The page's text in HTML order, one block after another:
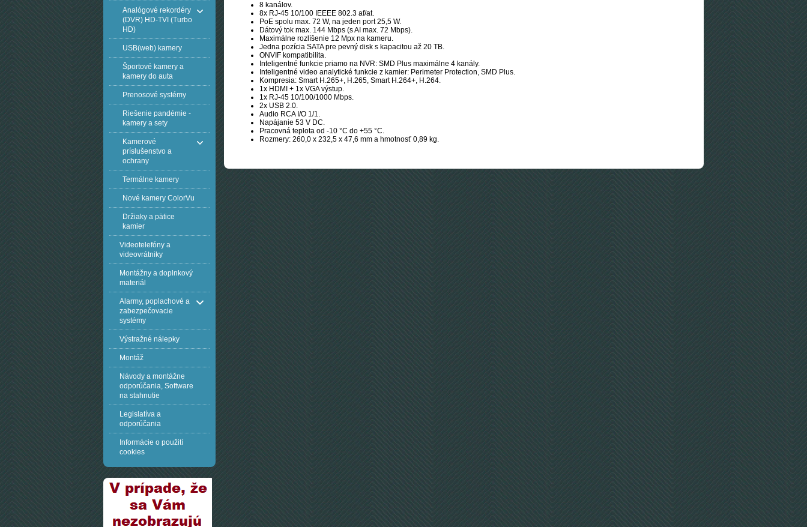
Analógové rekordéry
(DVR) HD-TVI (Turbo
HD)
USB(web) kamery
Športové kamery a
kamery do auta
Prenosové systémy
Riešenie pandémie -
kamery a sety
Kamerové
príslušenstvo a
ochrany
Termálne kamery
Nové kamery ColorVu
Držiaky a pätice
kamier
Videotelefóny a
videovrátniky
Montážny a doplnkový
materiál
Alarmy, poplachové a
zabezpečovacie
systémy
Výstražné nálepky
Montáž
Návody a montážne
odporúčania, Software
na stahnutie
Legislatíva a
odporúčania
Informácie o použití
cookies
8 kanálov.
8x RJ-45 10/100 IEEEE 802.3 af/at.
PoE spolu max. 72 W, na jeden port 25,5 W.
Dátový tok max. 144 Mbps (s AI max. 72 Mbps).
Maximálne rozlíšenie 12 Mpx na kameru.
Jedna pozícia SATA pre pevný disk s kapacitou až 20 TB.
ONVIF kompatibilita.
Inteligentné funkcie priamo na NVR: SMD Plus maximálne 4 kanály.
Inteligentné video analytické funkcie z kamier: Perimeter Protection, SMD Plus.
Kompresia: Smart H.265+, H.265, Smart H.264+, H.264.
1x HDMI + 1x VGA výstup.
1x RJ-45 10/100/1000 Mbps.
2x USB 2.0.
Audio RCA I/O 1/1.
Napájanie 53 V DC.
Pracovná teplota od -10 °C do +55 °C.
Rozmery: 260,0 x 232,5 x 47,6 mm a hmotnosť 0,89 kg.